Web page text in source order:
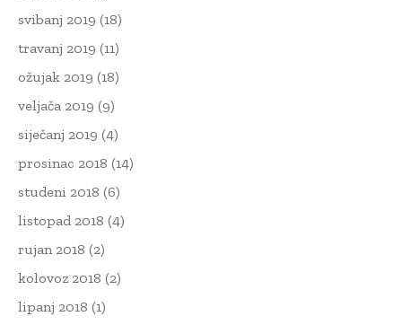
svibanj 2019 (18)
travanj 2019 (11)
ožujak 2019 (18)
veljača 2019 (9)
siječanj 2019 (4)
prosinac 2018 (14)
studeni 2018 (6)
listopad 2018 (4)
rujan 2018 (2)
kolovoz 2018 (2)
lipanj 2018 (1)